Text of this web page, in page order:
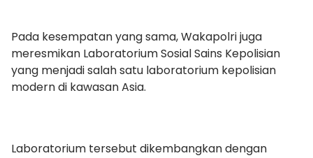
Pada kesempatan yang sama, Wakapolri juga
meresmikan Laboratorium Sosial Sains Kepolisian
yang menjadi salah satu laboratorium kepolisian
modern di kawasan Asia.
Laboratorium tersebut dikembangkan dengan